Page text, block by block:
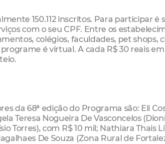
150.112 inscritos. Para participar
com o seu CPF. Entre os
colégios, faculdades, pet shops,
é virtual. A cada R$ 30 reais
da 68ª edição do Programa são: Eli
Teresa Nogueira De Vasconcelos
Torres), com R$ 10 mil; Nathiara Thais
De Souza (Zona Rural de